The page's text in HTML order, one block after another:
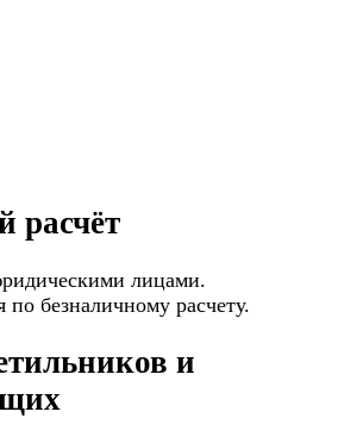
расчёт
лицами.
безналичному расчету.
и